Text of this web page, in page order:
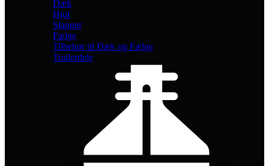
Dæk
Hjul
Slanger
Fælge
Tilbehør til Dæk og Fælge
Trailerdele